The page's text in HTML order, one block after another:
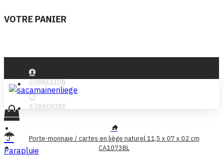
VOTRE PANIER
CONNEXION
S'INSCRIRE
Parapluie
Porte-monnaie / cartes en liège naturel 11,5 x 07 x 02 cm
CA1073BL